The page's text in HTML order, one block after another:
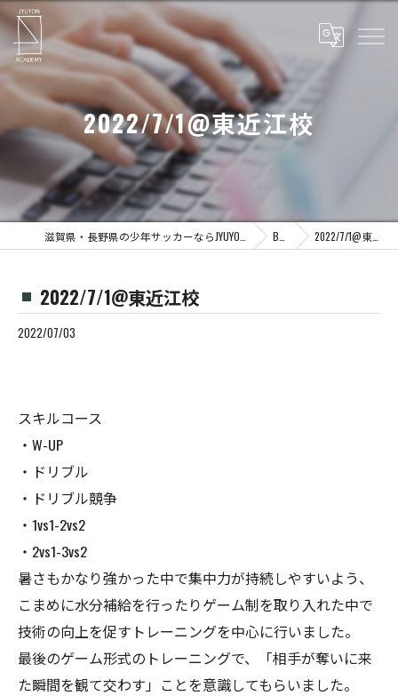
2022/7/1@東近江校
Blog 2022/7/1@東近江校
2022/7/1@東近江校
2022/07/03
スキルコース
・W-UP
・ドリブル
・ドリブル競争
・1vs1-2vs2
・2vs1-3vs2
暑さもかなり強かった中で集中力が持続しやすいよう、
こまめに水分補給を行ったりゲーム制を取り入れた中で
技術の向上を促すトレーニングを中心に行いました。
最後のゲーム形式のトレーニングで、「相手が奪いに来
た瞬間を観て交わす」ことを意識してもらいました。